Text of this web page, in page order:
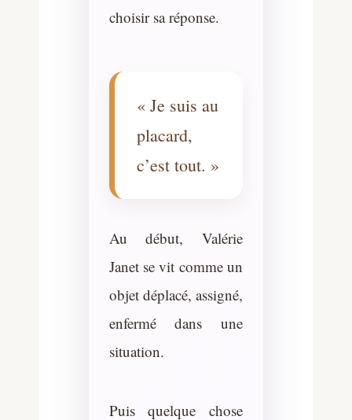
choisir sa réponse.
« Je suis au
placard,
c’est tout. »
Au début, Valérie
Janet se vit comme un
objet déplacé, assigné,
enfermé dans une
situation.
Puis quelque chose